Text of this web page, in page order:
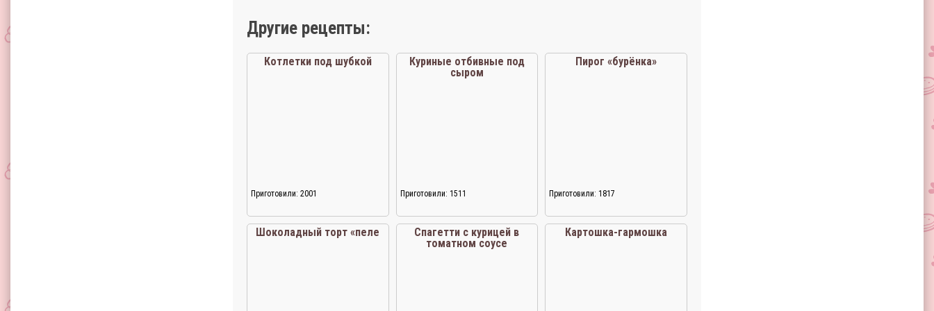
Другие рецепты:
Котлетки под шубкой
Приготовили: 2001
Куриные отбивные под
сыром
Приготовили: 1511
Пирог «бурёнка»
Приготовили: 1817
Шоколадный торт «пеле
Спагетти с курицей в
томатном соусе
Картошка-гармошка